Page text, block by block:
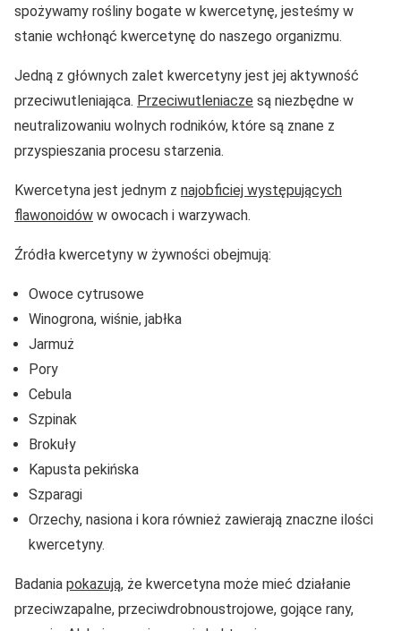
spożywamy rośliny bogate w kwercetynę, jesteśmy w
stanie wchłonąć kwercetynę do naszego organizmu.
Jedną z głównych zalet kwercetyny jest jej aktywność
przeciwutleniająca. Przeciwutleniacze są niezbędne w
neutralizowaniu wolnych rodników, które są znane z
przyspieszania procesu starzenia.
Kwercetyna jest jednym z najobficiej występujących
flawonoidów w owocach i warzywach.
Źródła kwercetyny w żywności obejmują:
Owoce cytrusowe
Winogrona, wiśnie, jabłka
Jarmuż
Pory
Cebula
Szpinak
Brokuły
Kapusta pekińska
Szparagi
Orzechy, nasiona i kora również zawierają znaczne ilości
kwercetyny.
Badania pokazują, że kwercetyna może mieć działanie
przeciwzapalne, przeciwdrobnoustrojowe, gojące rany,